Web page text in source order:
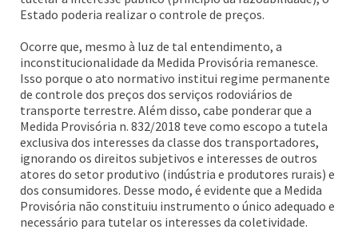
Estado poderia realizar o controle de preços.
Ocorre que, mesmo à luz de tal entendimento, a
inconstitucionalidade da Medida Provisória remanesce.
Isso porque o ato normativo institui regime permanente
de controle dos preços dos serviços rodoviários de
transporte terrestre. Além disso, cabe ponderar que a
Medida Provisória n. 832/2018 teve como escopo a tutela
exclusiva dos interesses da classe dos transportadores,
ignorando os direitos subjetivos e interesses de outros
atores do setor produtivo (indústria e produtores rurais) e
dos consumidores. Desse modo, é evidente que a Medida
Provisória não constituiu instrumento o único adequado e
necessário para tutelar os interesses da coletividade.